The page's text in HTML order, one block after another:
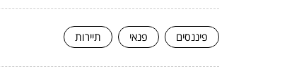
פיננסים פנאי תיירות